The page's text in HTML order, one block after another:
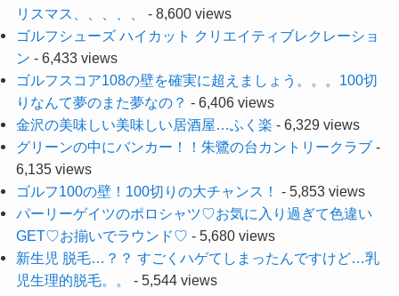
リスマス、、、、、
- 8,600 views
ゴルフシューズ ハイカット クリエイティブレクレーショ
ン - 6,433 views
ゴルフスコア108の壁を確実に超えましょう。。。100切
りなんて夢のまた夢なの？ - 6,406 views
金沢の美味しい美味しい居酒屋…ふく楽 - 6,329 views
グリーンの中にバンカー！！朱鷺の台カントリークラブ-
6,135 views
ゴルフ100の壁！100切りの大チャンス！
- 5,853 views
パーリーゲイツのポロシャツ♡お気に入り過ぎて色違い
GET♡お揃いでラウンド♡ - 5,680 views
新生児 脱毛…？？ すごくハゲてしまったんですけど…乳
児生理的脱毛。。
- 5,544 views